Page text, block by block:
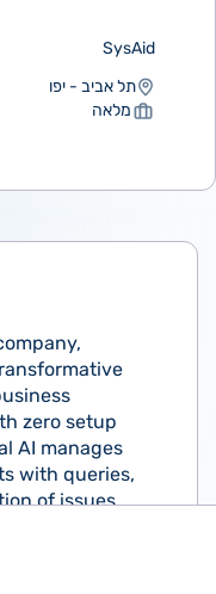
SysAid
תל אביב - יפו
מלאה
zero setup
AI manages
with queries,
of issues.
innovator
Gartner